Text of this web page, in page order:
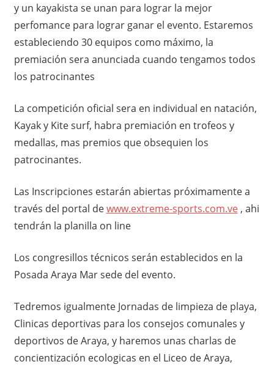
y un kayakista se unan para lograr la mejor
perfomance para lograr ganar el evento. Estaremos
estableciendo 30 equipos como máximo, la
premiación sera anunciada cuando tengamos todos
los patrocinantes
La competición oficial sera en individual en natación,
Kayak y Kite surf, habra premiación en trofeos y
medallas, mas premios que obsequien los
patrocinantes.
Las Inscripciones estarán abiertas próximamente a
través del portal dewww.extreme-sports.com.ve, ahi
tendrán la planilla on line
Los congresillos técnicos serán establecidos en la
Posada Araya Mar sede del evento.
Tedremos igualmente Jornadas de limpieza de playa,
Clinicas deportivas para los consejos comunales y
deportivos de Araya, y haremos unas charlas de
concientización ecologicas en el Liceo de Araya,